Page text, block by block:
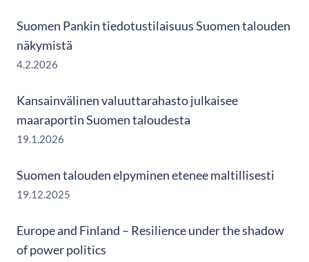
Suomen Pankin tiedotustilaisuus Suomen talouden
näkymistä
4.2.2026
Kansainvälinen valuuttarahasto julkaisee
maaraportin Suomen taloudesta
19.1.2026
Suomen talouden elpyminen etenee maltillisesti
19.12.2025
Europe and Finland – Resilience under the shadow
of power politics